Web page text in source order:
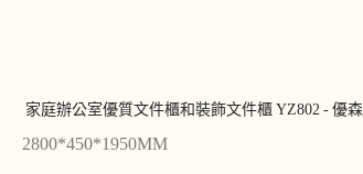
家庭辦公室優質文件櫃和裝飾文件櫃 YZ802 - 優森
2800*450*1950MM